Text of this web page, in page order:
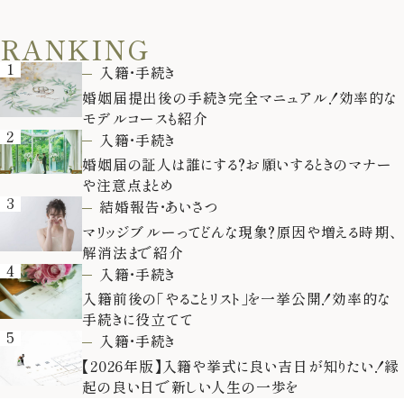
RANKING
1
入籍・手続き
婚姻届提出後の手続き完全マニュアル！効率的な
モデルコースも紹介
2
入籍・手続き
婚姻届の証人は誰にする？お願いするときのマナー
や注意点まとめ
3
結婚報告・あいさつ
マリッジブルーってどんな現象？原因や増える時期、
解消法まで紹介
4
入籍・手続き
入籍前後の「やることリスト」を一挙公開！効率的な
手続きに役立てて
5
入籍・手続き
【2026年版】入籍や挙式に良い吉日が知りたい！縁
起の良い日で新しい人生の一歩を